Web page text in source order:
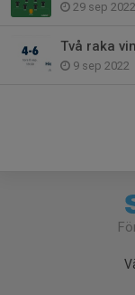
29 sep 2022
Två raka
9 sep 2022